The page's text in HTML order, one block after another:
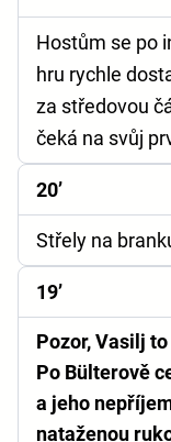
Hostům se po
hru rychle
za středovou
čeká na svůj
20’
Střely na
19’
Pozor, Vasilj
Po Bülterově
a jeho
nataženou